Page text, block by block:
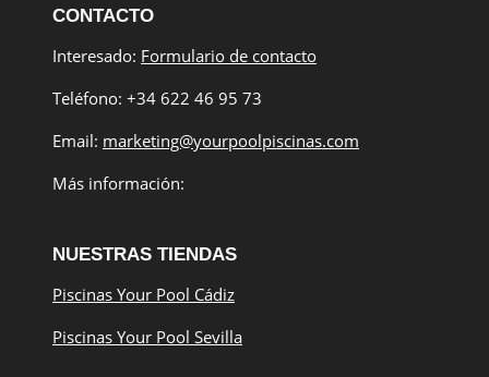
CONTACTO
Interesado: Formulario de contacto
Teléfono: +34 622 46 95 73
Email: marketing@yourpoolpiscinas.com
Más información:
NUESTRAS TIENDAS
Piscinas Your Pool Cádiz
Piscinas Your Pool Sevilla